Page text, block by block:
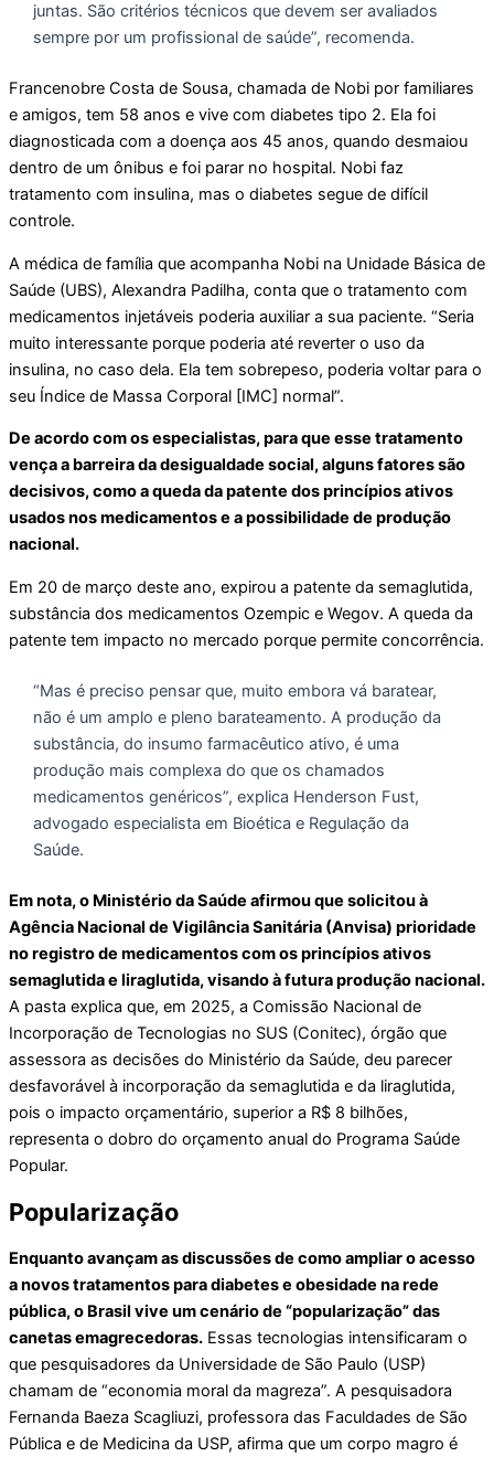
juntas. São critérios técnicos que devem ser avaliados
sempre por um profissional de saúde”, recomenda.
Francenobre Costa de Sousa, chamada de Nobi por familiares
e amigos, tem 58 anos e vive com diabetes tipo 2. Ela foi
diagnosticada com a doença aos 45 anos, quando desmaiou
dentro de um ônibus e foi parar no hospital. Nobi faz
tratamento com insulina, mas o diabetes segue de difícil
controle.
A médica de família que acompanha Nobi na Unidade Básica de
Saúde (UBS), Alexandra Padilha, conta que o tratamento com
medicamentos injetáveis poderia auxiliar a sua paciente. “Seria
muito interessante porque poderia até reverter o uso da
insulina, no caso dela. Ela tem sobrepeso, poderia voltar para o
seu Índice de Massa Corporal [IMC] normal”.
De acordo com os especialistas, para que esse tratamento
vença a barreira da desigualdade social, alguns fatores são
decisivos, como a queda da patente dos princípios ativos
usados nos medicamentos e a possibilidade de produção
nacional.
Em 20 de março deste ano, expirou a patente da semaglutida,
substância dos medicamentos Ozempic e Wegov. A queda da
patente tem impacto no mercado porque permite concorrência.
“Mas é preciso pensar que, muito embora vá baratear,
não é um amplo e pleno barateamento. A produção da
substância, do insumo farmacêutico ativo, é uma
produção mais complexa do que os chamados
medicamentos genéricos”, explica Henderson Fust,
advogado especialista em Bioética e Regulação da
Saúde.
Em nota, o Ministério da Saúde afirmou que solicitou à
Agência Nacional de Vigilância Sanitária (Anvisa) prioridade
no registro de medicamentos com os princípios ativos
semaglutida e liraglutida, visando à futura produção nacional.
A pasta explica que, em 2025, a Comissão Nacional de
Incorporação de Tecnologias no SUS (Conitec), órgão que
assessora as decisões do Ministério da Saúde, deu parecer
desfavorável à incorporação da semaglutida e da liraglutida,
pois o impacto orçamentário, superior a R$ 8 bilhões,
representa o dobro do orçamento anual do Programa Saúde
Popular.
Popularização
Enquanto avançam as discussões de como ampliar o acesso
a novos tratamentos para diabetes e obesidade na rede
pública, o Brasil vive um cenário de “popularização” das
canetas emagrecedoras. Essas tecnologias intensificaram o
que pesquisadores da Universidade de São Paulo (USP)
chamam de “economia moral da magreza”. A pesquisadora
Fernanda Baeza Scagliuzi, professora das Faculdades de São
Pública e de Medicina da USP, afirma que um corpo magro é